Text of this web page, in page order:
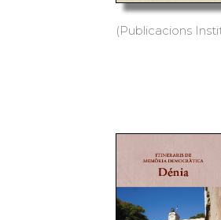
(Publicacions